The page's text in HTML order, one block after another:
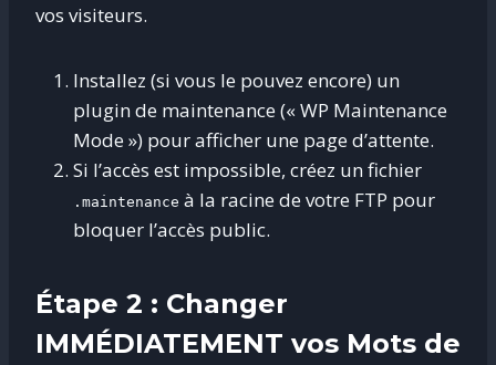
vos visiteurs.
Installez (si vous le pouvez encore) un
plugin de maintenance (« WP Maintenance
Mode ») pour afficher une page d’attente.
Si l’accès est impossible, créez un fichier
.maintenance à la racine de votre FTP pour
bloquer l’accès public.
Étape 2 : Changer
IMMÉDIATEMENT vos Mots de